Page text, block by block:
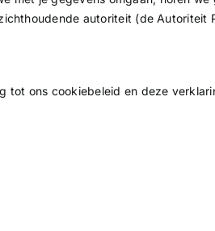
autoriteit (de Autoriteit
tot ons cookiebeleid en deze